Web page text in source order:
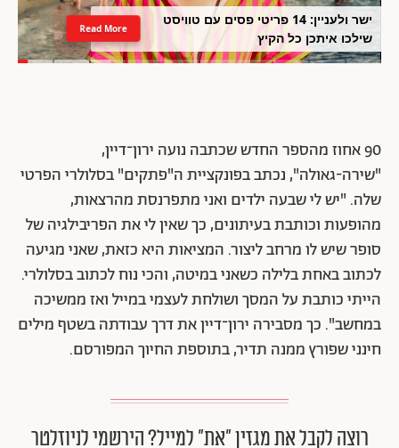
ישר ולעניין: 14 פריטי פסים עם טוויסט
שילכו איתכן כל הקיץ
Read More
90 אחוז מהספר החדש שכתבה נועה ירון־דיין,
"שירה-גאולה", נכתב בפונקציית ה"פתקים" בסלולרי הפרטי
שלה. "יש לי שבעה ילדים ואני מתפרנסת מהרצאות,
מהופעות וכותבת בעיתונים, כך שאין לי את הפריבילגיה של
סופר שיש לו מרחב ליצור. המציאות היא כזאת, שאני מגיעה
לכתוב באחת בלילה כשאני במיטה, והכי נוח לכתוב בסלולרי.
הייתי כותבת על המסך ושולחת לעצמי במייל ואז ממשיכה
במחשב". כך מסבירה ירון־דיין את דרך עבודתה בשטף מילים
חינני שפורץ ממנה תדיר, בתוספת החיוך המפורסם.
רוצה לקבל את מגזין ״את״ למייל? הירשמי לניוזלטר